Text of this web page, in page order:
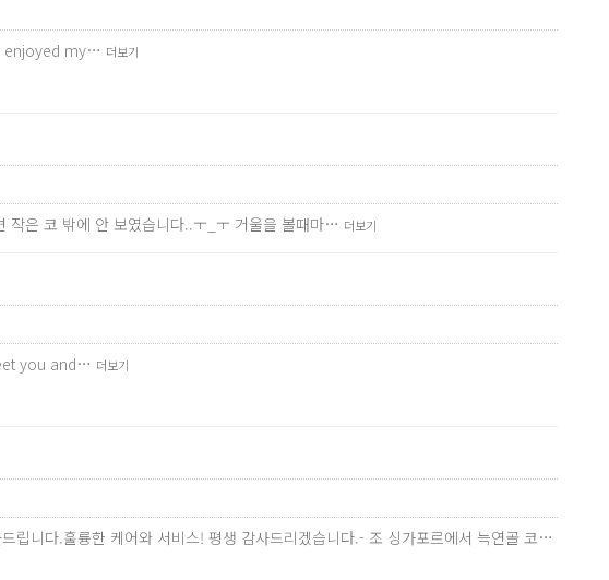
enjoyed my… 더보기
작은 코 밖에 안 보였습니다..ㅜ_ㅜ 거울을 볼때마… 더보기
you and… 더보기
립니다.훌륭한 케어와 서비스! 평생 감사드리겠습니다.- 조 싱가포르에서 늑연골 코…